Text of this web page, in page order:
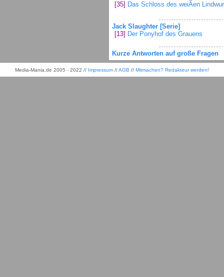
[35] Das Schloss des weiÃen
Jack Slaughter [Serie]
[13] Der Ponyhof des Grauens
Kurze Antworten auf große Fragen
Media-Mania.de 2005 - 2022 // Impressum //AGB // Mitmachen? Redakteur werden!